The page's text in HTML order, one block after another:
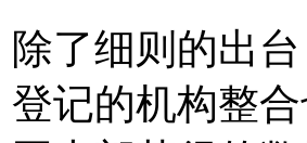
除了细则的出
登记的机构整